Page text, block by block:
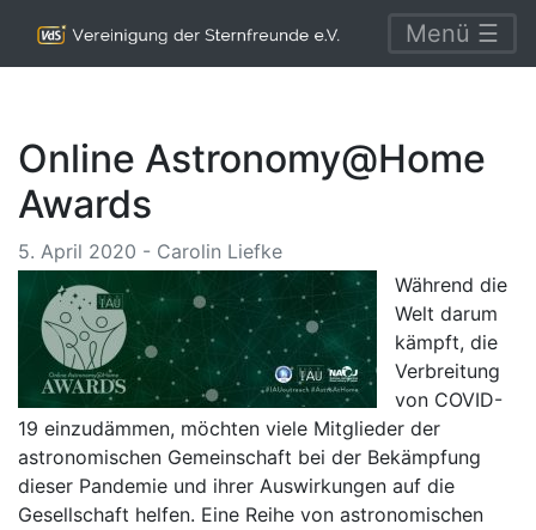
Menü ☰
Online Astronomy@Home
Awards
5. April 2020 - Carolin Liefke
Während die
Welt darum
kämpft, die
Verbreitung
von COVID-
19 einzudämmen, möchten viele Mitglieder der
astronomischen Gemeinschaft bei der Bekämpfung
dieser Pandemie und ihrer Auswirkungen auf die
Gesellschaft helfen. Eine Reihe von astronomischen